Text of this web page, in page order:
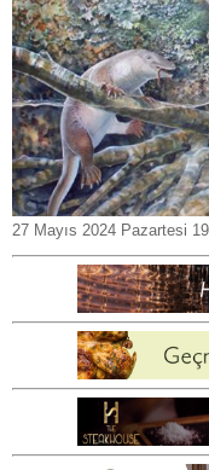
27 Mayıs 2024 Pazartesi